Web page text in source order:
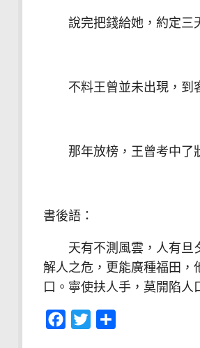
說完把錢給她，約定三
不料王曾並未出現，到客
那年放榜，王曾考中了狀
書後語：
天有不測風雲，人有旦夕
解人之危，更能廣種福田，
口。寧使扶人手，莫開陷人
Facebook
Twitter